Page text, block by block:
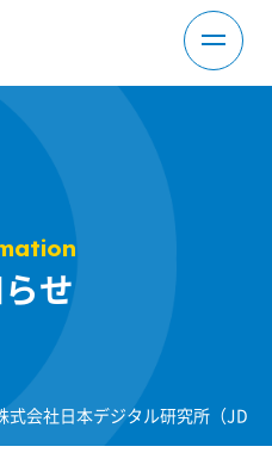
せ
式会社日本デジタル研究所（JDL